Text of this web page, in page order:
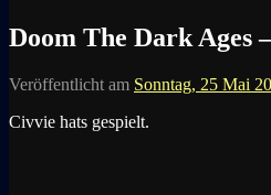
Doom The Dark Ages
Veröffentlicht am Sonntag, 25 Mai
Civvie hats gespielt.